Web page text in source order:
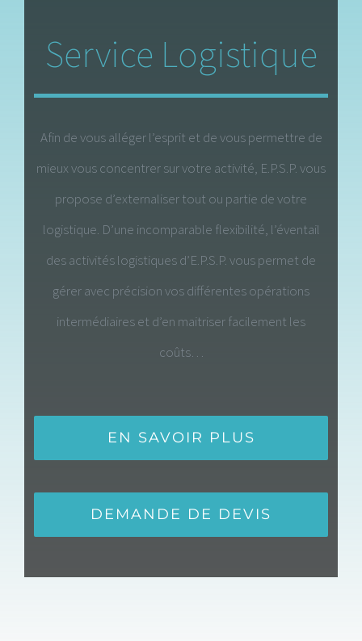
Service Logistique
Afin de vous alléger l’esprit et de vous permettre de
mieux vous concentrer sur votre activité, E.P.S.P. vous
propose d’externaliser tout ou partie de votre
logistique. D’une incomparable flexibilité, l’éventail
des activités logistiques d’E.P.S.P. vous permet de
gérer avec précision vos différentes opérations
intermédiaires et d’en maitriser facilement les
coûts…
EN SAVOIR PLUS
DEMANDE DE DEVIS